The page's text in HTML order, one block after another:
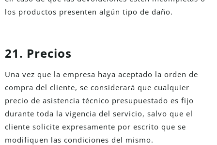
los productos presenten algún tipo de daño.
21. Precios
Una vez que la empresa haya aceptado la orden de
compra del cliente, se considerará que cualquier
precio de asistencia técnico presupuestado es fijo
durante toda la vigencia del servicio, salvo que el
cliente solicite expresamente por escrito que se
modifiquen las condiciones del mismo.